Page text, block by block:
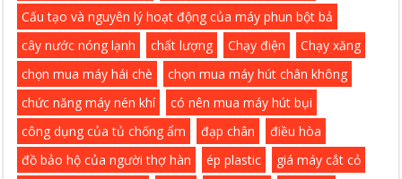
Cấu tạo và nguyên lý hoạt động của máy phun bột bả
cây nước nóng lạnh
chất lượng Chạy điện
Chạy xăng
chọn mua máy hái chè
chọn mua máy hút chân không
chức năng máy nén khí
có nên mua máy hút bụi
công dụng của tủ chống ẩm
đạp chân
điều hòa
đồ bảo hộ của người thợ hàn
ép plastic
giá máy cắt cỏ